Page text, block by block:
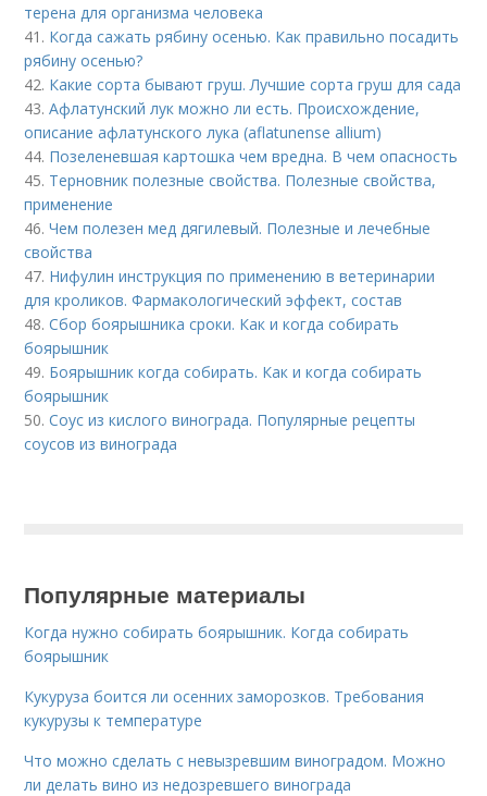
терена для организма человека
41. Когда сажать рябину осенью. Как правильно посадить
рябину осенью?
42. Какие сорта бывают груш. Лучшие сорта груш для сада
43.Афлатунский лук можно ли есть. Происхождение,
описание афлатунского лука (aflatunense allium)
44. Позеленевшая картошка чем вредна. В чем опасность
45. Терновник полезные свойства. Полезные свойства,
применение
46.Чем полезен мед дягилевый. Полезные и лечебные
свойства
47. Нифулин инструкция по применению в ветеринарии
для кроликов. Фармакологический эффект, состав
48.Сбор боярышника сроки. Как и когда собирать
боярышник
49. Боярышник когда собирать. Как и когда собирать
боярышник
50.Соус из кислого винограда. Популярные рецепты
соусов из винограда
Популярные материалы
Когда нужно собирать боярышник. Когда собирать
боярышник
Кукуруза боится ли осенних заморозков. Требования
кукурузы к температуре
Что можно сделать с невызревшим виноградом. Можно
ли делать вино из недозревшего винограда